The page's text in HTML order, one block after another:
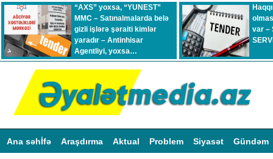
“AXS” yoxsa, “YUNEST”
MMC – Satınalmalarda belə
gizli işlərə şəraiti kimlər
yaradır – Antinhisar
Agentliyi, yoxsa…
var –
Ana səhİfə Araşdırma Aktual Problem Siyasət Gündəm